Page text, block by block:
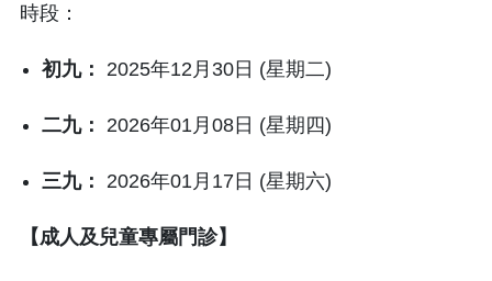
時段：
初九： 2025年12月30日 (星期二)
二九： 2026年01月08日 (星期四)
三九： 2026年01月17日 (星期六)
【成人及兒童專屬門診】